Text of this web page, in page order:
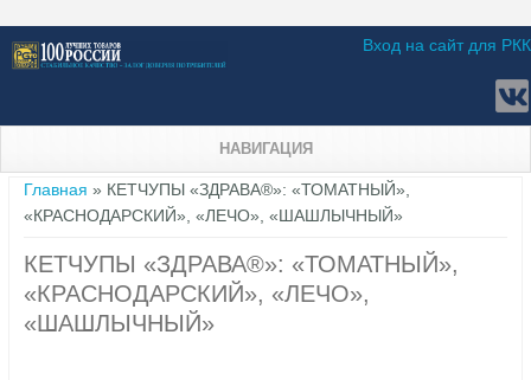
Вход на сайт для РКК
НАВИГАЦИЯ
Вы здесь
Главная » КЕТЧУПЫ «ЗДРАВА®»: «ТОМАТНЫЙ»,
«КРАСНОДАРСКИЙ», «ЛЕЧО», «ШАШЛЫЧНЫЙ»
КЕТЧУПЫ «ЗДРАВА®»: «ТОМАТНЫЙ»,
«КРАСНОДАРСКИЙ», «ЛЕЧО»,
«ШАШЛЫЧНЫЙ»